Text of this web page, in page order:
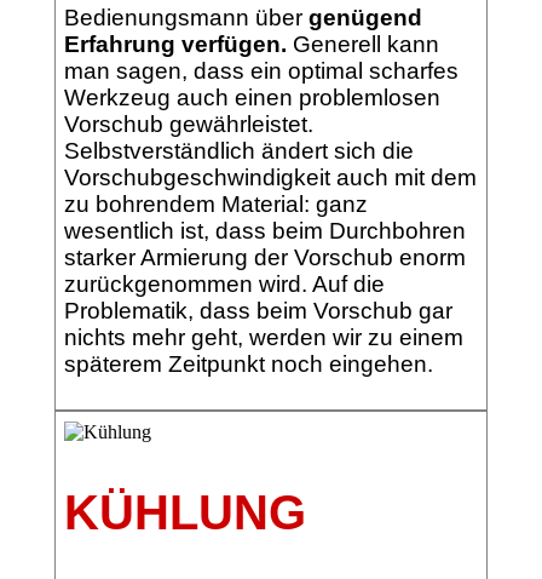
Bedienungsmann über genügend
Erfahrung verfügen. Generell kann
man sagen, dass ein optimal scharfes
Werkzeug auch einen problemlosen
Vorschub gewährleistet.
Selbstverständlich ändert sich die
Vorschubgeschwindigkeit auch mit dem
zu bohrendem Material: ganz
wesentlich ist, dass beim Durchbohren
starker Armierung der Vorschub enorm
zurückgenommen wird. Auf die
Problematik, dass beim Vorschub gar
nichts mehr geht, werden wir zu einem
späterem Zeitpunkt noch eingehen.
KÜHLUNG